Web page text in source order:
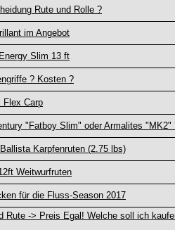
Rute und Rolle ?
im Angebot
Slim 13 ft
? Kosten ?
Flex Carp
"Fatboy Slim" oder Armalites "MK2"
Karpfenruten (2.75 lbs)
Weitwurfruten
für die Fluss-Season 2017
Rute -> Preis Egal! Welche soll ich